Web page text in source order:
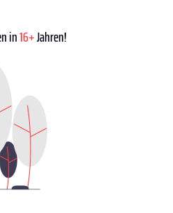
in16+Jahren!